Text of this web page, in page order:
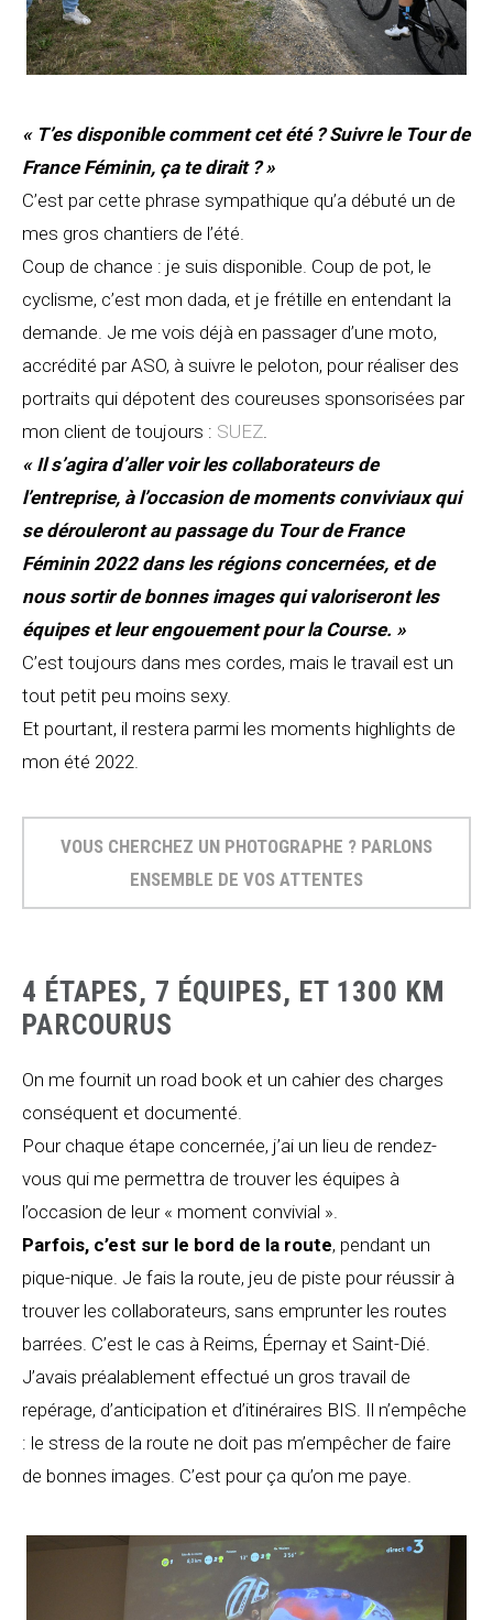
« T’es disponible comment cet été ? Suivre le Tour de
France Féminin, ça te dirait ? »
C’est par cette phrase sympathique qu’a débuté un de
mes gros chantiers de l’été.
Coup de chance : je suis disponible. Coup de pot, le
cyclisme, c’est mon dada, et je frétille en entendant la
demande. Je me vois déjà en passager d’une moto,
accrédité par ASO, à suivre le peloton, pour réaliser des
portraits qui dépotent des coureuses sponsorisées par
mon client de toujours : SUEZ
« Il s’agira d’aller voir les collaborateurs de
l’entreprise, à l’occasion de moments conviviaux qui
se dérouleront au passage du Tour de France
Féminin 2022 dans les régions concernées, et de
nous sortir de bonnes images qui valoriseront les
équipes et leur engouement pour la Course. »
C’est toujours dans mes cordes, mais le travail est un
tout petit peu moins sexy.
Et pourtant, il restera parmi les moments highlights de
mon été 2022.
VOUS CHERCHEZ UN PHOTOGRAPHE ? PARLONS
ENSEMBLE DE VOS ATTENTES
4 ÉTAPES, 7 ÉQUIPES, ET 1300 KM
PARCOURUS
On me fournit un road book et un cahier des charges
conséquent et documenté.
Pour chaque étape concernée, j’ai un lieu de rendez-
vous qui me permettra de trouver les équipes à
l’occasion de leur « moment convivial ».
Parfois, c’est sur le bord de la route, pendant un
pique-nique. Je fais la route, jeu de piste pour réussir à
trouver les collaborateurs, sans emprunter les routes
barrées. C’est le cas à Reims, Épernay et Saint-Dié.
J’avais préalablement effectué un gros travail de
repérage, d’anticipation et d’itinéraires BIS. Il n’empêche
: le stress de la route ne doit pas m’empêcher de faire
de bonnes images. C’est pour ça qu’on me paye.